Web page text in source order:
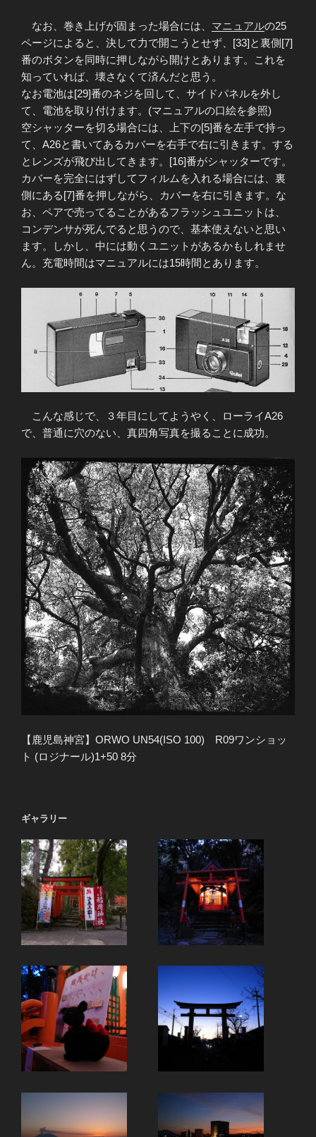
なお、巻き上げが固まった場合には、 マニュアルの25
ページによると、決して力で開こうとせず、[33]と裏側[7]
番のボタンを同時に押しながら開けとあります。これを
知っていれば、壊さなくて済んだと思う。
なお電池は[29]番のネジを回して、サイドパネルを外し
て、電池を取り付けます。(マニュアルの口絵を参照)
空シャッターを切る場合には、上下の[5]番を左手で持っ
て、A26と書いてあるカバーを右手で右に引きます。する
とレンズが飛び出してきます。[16]番がシャッターです。
カバーを完全にはずしてフィルムを入れる場合には、裏
側にある[7]番を押しながら、カバーを右に引きます。な
お、ペアで売ってることがあるフラッシュユニットは、
コンデンサが死んでると思うので、基本使えないと思い
ます。しかし、中には動くユニットがあるかもしれませ
ん。充電時間はマニュアルには15時間とあります。
こんな感じで、３年目にしてようやく、ローライA26
で、普通に穴のない、真四角写真を撮ることに成功。
【鹿児島神宮】ORWO UN54(ISO 100) R09ワンショッ
ト (ロジナール)1+50 8分
ギャラリー